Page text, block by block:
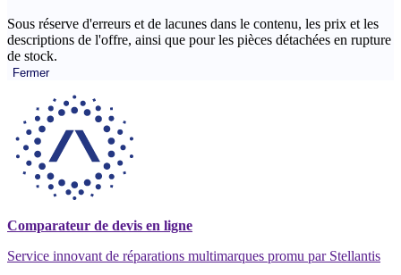
Sous réserve d'erreurs et de lacunes dans le contenu, les prix et les
descriptions de l'offre, ainsi que pour les pièces détachées en rupture
de stock.
Fermer
Comparateur de devis en ligne
Service innovant de réparations multimarques promu par Stellantis